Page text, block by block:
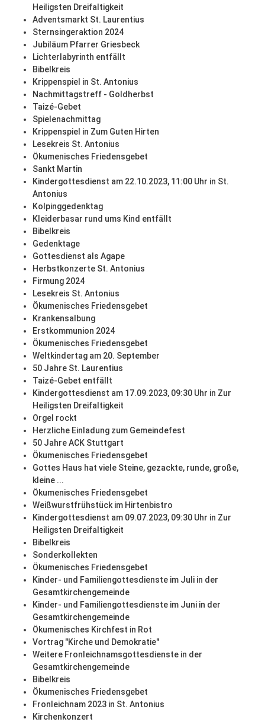
Heiligsten Dreifaltigkeit
Adventsmarkt St. Laurentius
Sternsingeraktion 2024
Jubiläum Pfarrer Griesbeck
Lichterlabyrinth entfällt
Bibelkreis
Krippenspiel in St. Antonius
Nachmittagstreff - Goldherbst
Taizé-Gebet
Spielenachmittag
Krippenspiel in Zum Guten Hirten
Lesekreis St. Antonius
Ökumenisches Friedensgebet
Sankt Martin
Kindergottesdienst am 22.10.2023, 11:00 Uhr in St.
Antonius
Kolpinggedenktag
Kleiderbasar rund ums Kind entfällt
Bibelkreis
Gedenktage
Gottesdienst als Agape
Herbstkonzerte St. Antonius
Firmung 2024
Lesekreis St. Antonius
Ökumenisches Friedensgebet
Krankensalbung
Erstkommunion 2024
Ökumenisches Friedensgebet
Weltkindertag am 20. September
50 Jahre St. Laurentius
Taizé-Gebet entfällt
Kindergottesdienst am 17.09.2023, 09:30 Uhr in Zur
Heiligsten Dreifaltigkeit
Orgel rockt
Herzliche Einladung zum Gemeindefest
50 Jahre ACK Stuttgart
Ökumenisches Friedensgebet
Gottes Haus hat viele Steine, gezackte, runde, große,
kleine ...
Ökumenisches Friedensgebet
Weißwurstfrühstück im Hirtenbistro
Kindergottesdienst am 09.07.2023, 09:30 Uhr in Zur
Heiligsten Dreifaltigkeit
Bibelkreis
Sonderkollekten
Ökumenisches Friedensgebet
Kinder- und Familiengottesdienste im Juli in der
Gesamtkirchengemeinde
Kinder- und Familiengottesdienste im Juni in der
Gesamtkirchengemeinde
Ökumenisches Kirchfest in Rot
Vortrag "Kirche und Demokratie"
Weitere Fronleichnamsgottesdienste in der
Gesamtkirchengemeinde
Bibelkreis
Ökumenisches Friedensgebet
Fronleichnam 2023 in St. Antonius
Kirchenkonzert